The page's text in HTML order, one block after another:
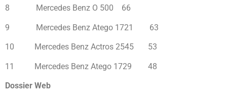
8 Mercedes Benz O 500 66
9 Mercedes Benz Atego 1721 63
10 Mercedes Benz Actros 2545 53
11 Mercedes Benz Atego 1729 48
Dossier Web